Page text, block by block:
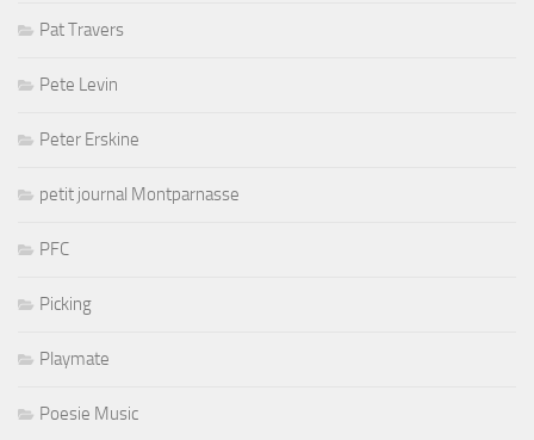
Pat Travers
Pete Levin
Peter Erskine
petit journal Montparnasse
PFC
Picking
Playmate
Poesie Music